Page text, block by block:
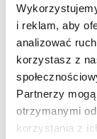
i reklam, aby
analizować
korzystasz z
Partnerzy
otrzymanymi
korzystania z
energii.